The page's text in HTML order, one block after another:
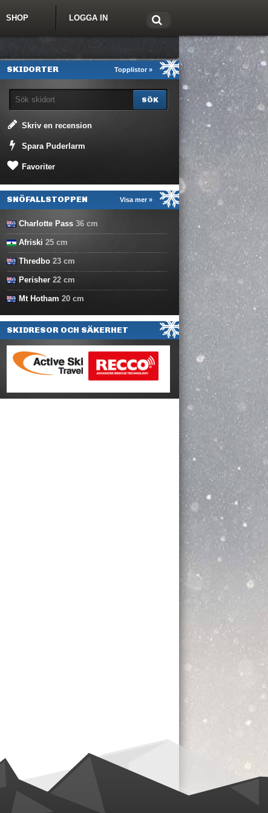
LOGGA IN
SHOP
Topplistor »
SKIDORTER
Skriv en recension
Spara Puderlarm
Favoriter
Visa mer »
SNÖFALLSTOPPEN
Charlotte Pass 36 cm
Afriski 25 cm
Thredbo 23 cm
Perisher 22 cm
Mt Hotham 20 cm
SKIDRESOR OCH SÄKERHET